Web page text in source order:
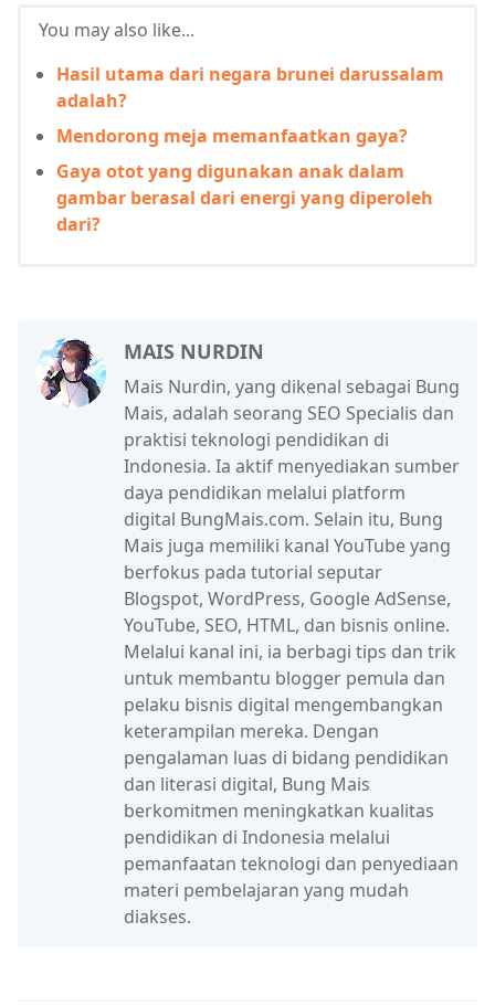
You may also like...
Hasil utama dari negara brunei darussalam
adalah?
Mendorong meja memanfaatkan gaya?
Gaya otot yang digunakan anak dalam
gambar berasal dari energi yang diperoleh
dari?
MAIS NURDIN
Mais Nurdin, yang dikenal sebagai Bung
Mais, adalah seorang SEO Specialis dan
praktisi teknologi pendidikan di
Indonesia. Ia aktif menyediakan sumber
daya pendidikan melalui platform
digital BungMais.com. Selain itu, Bung
Mais juga memiliki kanal YouTube yang
berfokus pada tutorial seputar
Blogspot, WordPress, Google AdSense,
YouTube, SEO, HTML, dan bisnis online.
Melalui kanal ini, ia berbagi tips dan trik
untuk membantu blogger pemula dan
pelaku bisnis digital mengembangkan
keterampilan mereka. Dengan
pengalaman luas di bidang pendidikan
dan literasi digital, Bung Mais
berkomitmen meningkatkan kualitas
pendidikan di Indonesia melalui
pemanfaatan teknologi dan penyediaan
materi pembelajaran yang mudah
diakses.